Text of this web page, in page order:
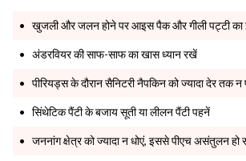
खुजली और जलन होने पर आइस पैक और गीली पट्टी का
अंडरवियर की साफ-साफ का खास ध्यान रखें
पीरियड्स के दौरान सैनिटरी नैपकिन को ज्यादा देर तक
सिंथेटिक पैंटी के बजाय सूती या लीलन पैंटी पहनें
जननांग क्षेत्र को ज्यादा न धोएं, इससे पीएच असंतुलन हो